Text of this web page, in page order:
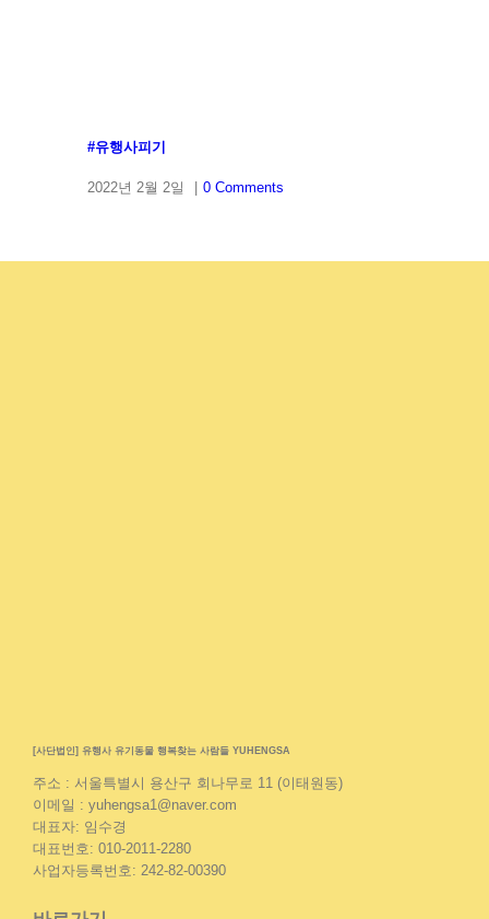
#유행사피기
2022년 2월 2일 0 Comments
[사단법인] 유행사 유기동물 행복찾는 사람들 YUHENGSA
주소 : 서울특별시 용산구 회나무로 11 (이태원동)
이메일 : yuhengsa1@naver.com
대표자: 임수경
대표번호: 010-2011-2280
사업자등록번호: 242-82-00390